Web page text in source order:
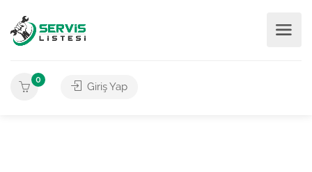
0
Giriş Yap